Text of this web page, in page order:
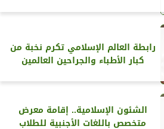
رابطة العالم الإسلامي تكرم نخبة من
كبار الأطباء والجراحين العالمين
الشئون الإسلامية.. إقامة معرض
متخصص باللغات الأجنبية للطلاب